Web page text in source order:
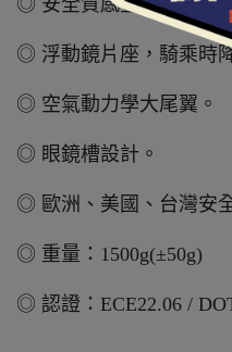
◎ 安全質感金屬快速扣
◎ 浮動鏡片座，騎乘時
◎ 空氣動力學大尾翼。
◎ 眼鏡槽設計。
◎ 歐洲、美國、台灣安
◎ 重量：1500g(±50g)
◎ 認證：ECE22.06 /